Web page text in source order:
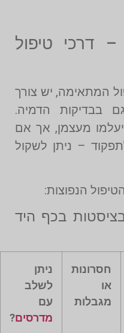
דרכי טיפול
המתאימה, יש צורך
בבדיקות הדמיה.
מעצמן, אך אם
– ניתן לשקול
הנפוצות:
בכף היד
חסרונות
או
מגבלות
ניתן
לשלב
עם
מדרסים?